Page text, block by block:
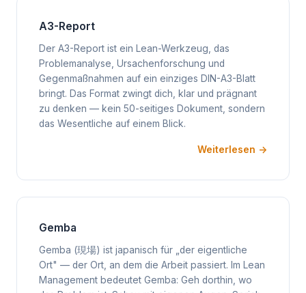
A3-Report
Der A3-Report ist ein Lean-Werkzeug, das
Problemanalyse, Ursachenforschung und
Gegenmaßnahmen auf ein einziges DIN-A3-Blatt
bringt. Das Format zwingt dich, klar und prägnant
zu denken — kein 50-seitiges Dokument, sondern
das Wesentliche auf einem Blick.
Weiterlesen →
Gemba
Gemba (現場) ist japanisch für „der eigentliche
Ort" — der Ort, an dem die Arbeit passiert. Im Lean
Management bedeutet Gemba: Geh dorthin, wo